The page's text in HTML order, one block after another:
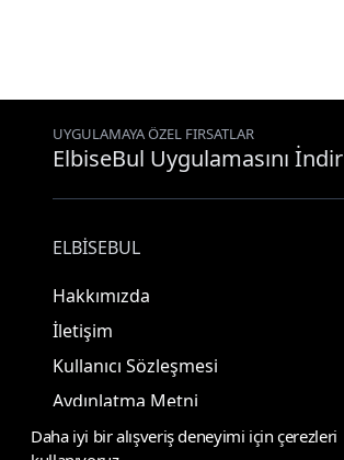
UYGULAMAYA ÖZEL FIRSATLAR
ElbiseBul Uygulamasını İndir
ELBISEBUL
Hakkımızda
İletişim
Kullanıcı Sözleşmesi
Aydınlatma Metni
Daha iyi bir alışveriş deneyimi için çerezleri